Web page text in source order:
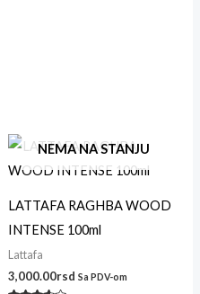
NEMA NA STANJU
LATTAFA RAGHBA WOOD
INTENSE 100ml
Lattafa
3,000.00rsd Sa PDV-om